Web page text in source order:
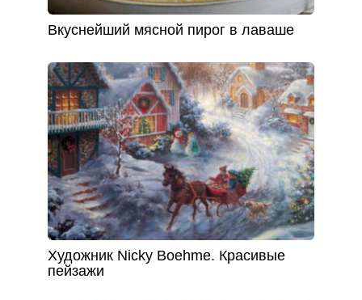
Вкуснейший мясной пирог в лаваше
Художник Nicky Boehme. Красивые
пейзажи